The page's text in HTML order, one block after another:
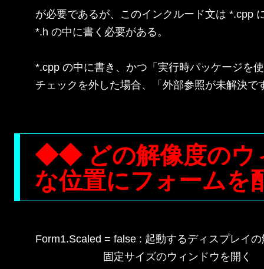
が必要であるが、このインクルード文は *.cpp
*.h の中に書く必要がある。
*.cpp の中に書き、かつ「実行時パッケージを
チェックを外した場合、「外部参照が未解決
◆◆ どの解像度のウ
な位置にフォーム
Form1.Scaled = false : 起動するディスプレイ
                       固定サイズのウィンドウを開く